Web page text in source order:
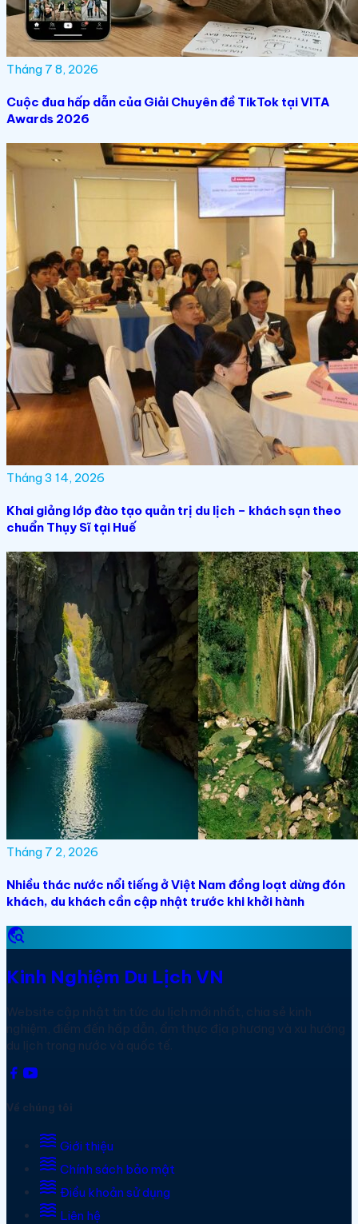
Tháng 7 8, 2026
Cuộc đua hấp dẫn của Giải Chuyên đề TikTok tại VITA
Awards 2026
Tháng 3 14, 2026
Khai giảng lớp đào tạo quản trị du lịch – khách sạn theo
chuẩn Thụy Sĩ tại Huế
Tháng 7 2, 2026
Nhiều thác nước nổi tiếng ở Việt Nam đồng loạt dừng đón
khách, du khách cần cập nhật trước khi khởi hành
travel_explore
Kinh Nghiệm Du Lịch VN
Website cập nhật tin tức du lịch mới nhất, chia sẻ kinh
nghiệm, điểm đến hấp dẫn, ẩm thực địa phương và xu hướng
du lịch trong nước và quốc tế.
Về chúng tôi
waves Giới thiệu
waves Chính sách bảo mật
waves Điều khoản sử dụng
waves Liên hệ